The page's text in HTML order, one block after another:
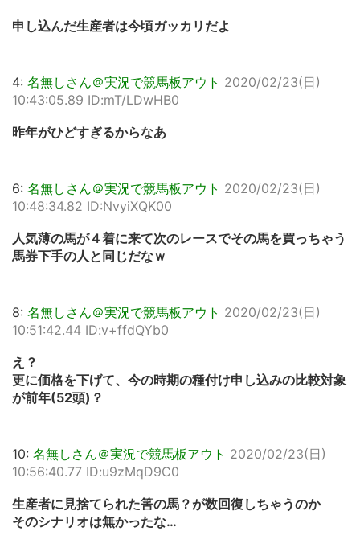
申し込んだ生産者は今頃ガッカリだよ
4: 名無しさん＠実況で競馬板アウト 2020/02/23(日)
10:43:05.89 ID:mT/LDwHB0
昨年がひどすぎるからなあ
6: 名無しさん＠実況で競馬板アウト 2020/02/23(日)
10:48:34.82 ID:NvyiXQK00
人気薄の馬が４着に来て次のレースでその馬を買っちゃう
馬券下手の人と同じだなｗ
8: 名無しさん＠実況で競馬板アウト 2020/02/23(日)
10:51:42.44 ID:v+ffdQYb0
え？
更に価格を下げて、今の時期の種付け申し込みの比較対象
が前年(52頭)？
10: 名無しさん＠実況で競馬板アウト 2020/02/23(日)
10:56:40.77 ID:u9zMqD9C0
生産者に見捨てられた筈の馬？が数回復しちゃうのか
そのシナリオは無かったな…